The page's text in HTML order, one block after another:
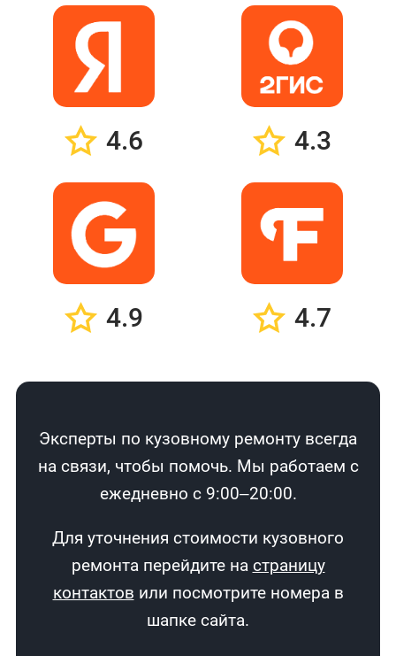
4.6 4.3
4.9 4.7
Эксперты по кузовному ремонту всегда
на связи, чтобы помочь. Мы работаем с
ежедневно с 9:00–20:00.
Для уточнения стоимости кузовного
ремонта перейдите на страницу
контактов или посмотрите номера в
шапке сайта.